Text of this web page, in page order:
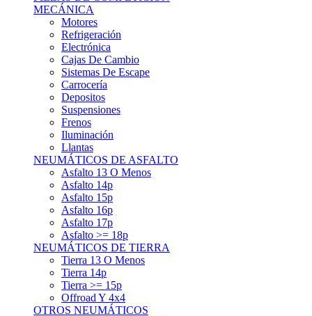
Motores
Refrigeración
Electrónica
Cajas De Cambio
Sistemas De Escape
Carrocería
Depositos
Suspensiones
Frenos
Iluminación
Llantas
NEUMÁTICOS DE ASFALTO
Asfalto 13 O Menos
Asfalto 14p
Asfalto 15p
Asfalto 16p
Asfalto 17p
Asfalto >= 18p
NEUMÁTICOS DE TIERRA
Tierra 13 O Menos
Tierra 14p
Tierra >= 15p
Offroad Y 4x4
OTROS NEUMÁTICOS
Otros Tipos De Neumáticos